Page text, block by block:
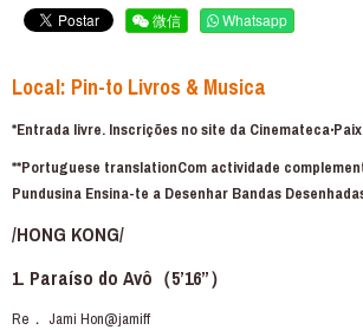
微信 Whatsapp
Local: Pin-to Livros & Musica
*Entrada livre. Inscrições no site da
**Portuguese translationCom actividade
Pundusina Ensina-te a Desenhar Bandas
/HONG KONG/
1. Paraíso do Avô（5’16”）
Re． Jami Hon@jamiff